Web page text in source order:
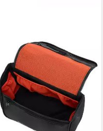
Kulturbeutel Banaba (Ein
Stück, 1-tlg., Ein Stück),
geräumiger und funktioneller
Kulturbeutel
ab 58,20 €
lieferbar - in 2-3 Werktagen bei dir